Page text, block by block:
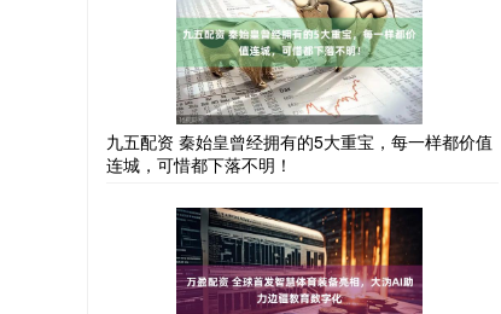
九五配资 秦始皇曾经拥有的5大重宝，每一样都价值
连城，可惜都下落不明！